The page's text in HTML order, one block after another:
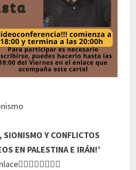
SIONISMO Y CONFLICTOS
EN PALESTINA E IRÁN!*